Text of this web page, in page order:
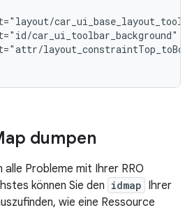
car_ui_toolbar_background"
dumpen
alle Probleme mit Ihrer RRO
können Sie den idmap Ihrer
wie eine Ressource